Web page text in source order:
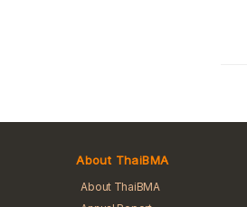
About ThaiBMA
About ThaiBMA